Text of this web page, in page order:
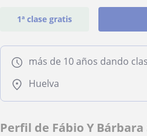
1ª clase gratis
más de 10 años dando
Huelva
Perfil de Fábio Y Bárbara